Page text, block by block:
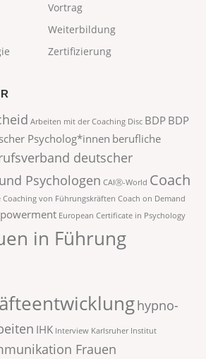
Vortrag
Weiterbildung
Zertifizierung
Arbeiten mit der Coaching Disc BDP BDP
Psycholog*innen berufliche
deutscher
Psychologen CAIⓇ-World Coach
Coaching von Führungskräften Coach on Demand
European Certificate in Psychology
in Führung
hypno-
IHK Interview Karlsruher Institut
Frauen